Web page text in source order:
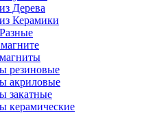
Дерева
Керамики
резиновые
акриловые
закатные
керамические